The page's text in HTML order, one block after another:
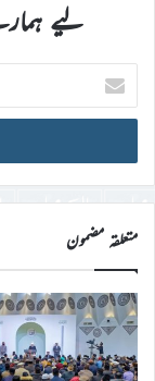
لیے
اپنا
ای
میل
ڈی
درج
کریں
متعلقہ مضمون